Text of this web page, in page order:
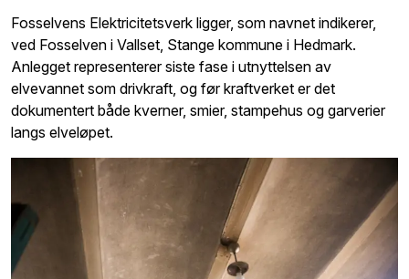
Fosselvens Elektricitetsverk ligger, som navnet indikerer,
ved Fosselven i Vallset, Stange kommune i Hedmark.
Anlegget representerer siste fase i utnyttelsen av
elvevannet som drivkraft, og før kraftverket er det
dokumentert både kverner, smier, stampehus og garverier
langs elveløpet.